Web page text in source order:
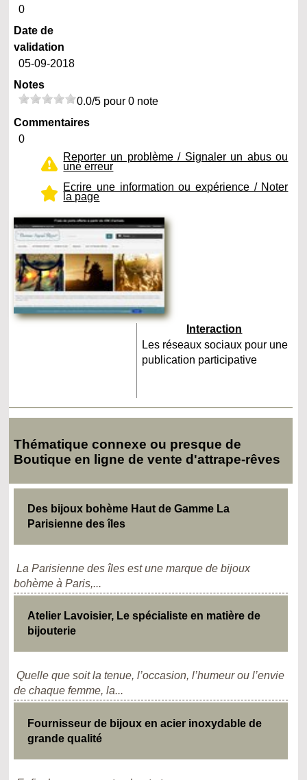
0
Date de
validation
05-09-2018
Notes
0.0/5 pour 0 note
Commentaires
0
Reporter un problème / Signaler un abus ou
une erreur
Ecrire une information ou expérience / Noter
la page
Interaction
Les réseaux sociaux pour une
publication participative
Thématique connexe ou presque de
Boutique en ligne de vente d'attrape-rêves
Des bijoux bohème Haut de Gamme La
Parisienne des îles
La Parisienne des îles est une marque de bijoux
bohème à Paris,...
Atelier Lavoisier, Le spécialiste en matière de
bijouterie
Quelle que soit la tenue, l’occasion, l’humeur ou l’envie
de chaque femme, la...
Fournisseur de bijoux en acier inoxydable de
grande qualité